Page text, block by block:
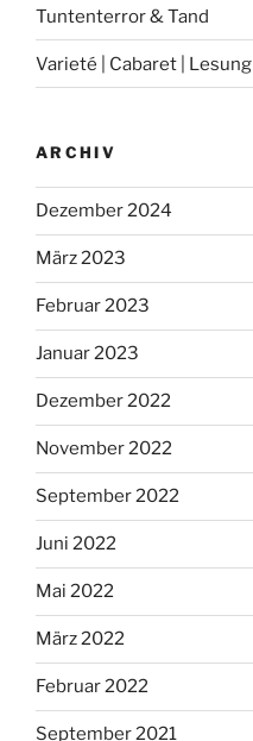
Tuntenterror & Tand
Varieté | Cabaret | Lesung
ARCHIV
Dezember 2024
März 2023
Februar 2023
Januar 2023
Dezember 2022
November 2022
September 2022
Juni 2022
Mai 2022
März 2022
Februar 2022
September 2021